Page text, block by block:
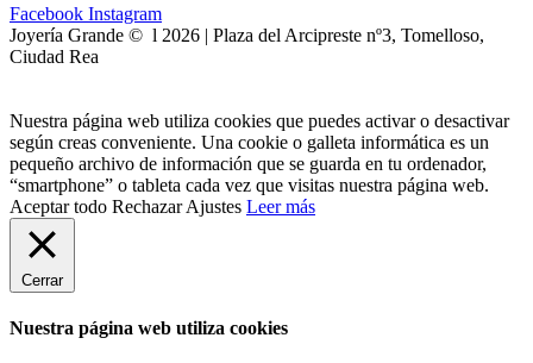
Facebook Instagram
Joyería Grande © l 2026 | Plaza del Arcipreste nº3, Tomelloso,
Ciudad Rea
Nuestra página web utiliza cookies que puedes activar o desactivar
según creas conveniente. Una cookie o galleta informática es un
pequeño archivo de información que se guarda en tu ordenador,
“smartphone” o tableta cada vez que visitas nuestra página web.
Aceptar todo Rechazar Ajustes Leer más
Cerrar
Nuestra página web utiliza cookies